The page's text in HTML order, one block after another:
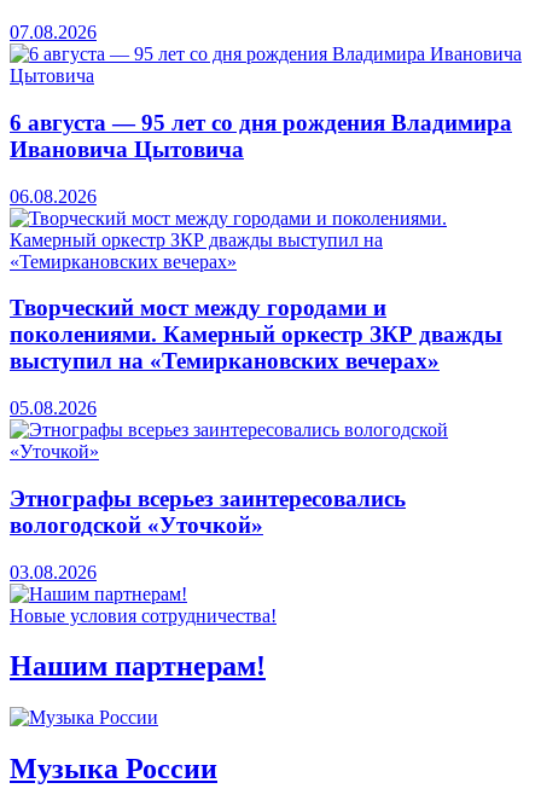
07.08.2026
6 августа — 95 лет со дня рождения Владимира
Ивановича Цытовича
06.08.2026
Творческий мост между городами и
поколениями. Камерный оркестр ЗКР дважды
выступил на «Темиркановских вечерах»
05.08.2026
Этнографы всерьез заинтересовались
вологодской «Уточкой»
03.08.2026
Новые условия сотрудничества!
Нашим партнерам!
Музыка России